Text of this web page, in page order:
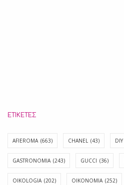
ΕΤΙΚΈΤΕΣ
AFIEROMA (663) CHANEL (43) DIY
GASTRONOMIA (243) GUCCI (36)
OIKOLOGIA (202) OIKONOMIA (252)